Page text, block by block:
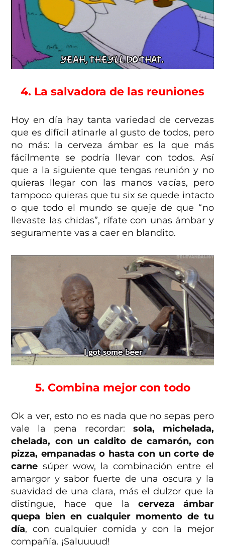
4. La salvadora de las reuniones
Hoy en día hay tanta variedad de cervezas
que es difícil atinarle al gusto de todos, pero
no más: la cerveza ámbar es la que más
fácilmente se podría llevar con todos. Así
que a la siguiente que tengas reunión y no
quieras llegar con las manos vacías, pero
tampoco quieras que tu six se quede intacto
o que todo el mundo se queje de que “no
llevaste las chidas”, rífate con unas ámbar y
seguramente vas a caer en blandito.
5. Combina mejor con todo
Ok a ver, esto no es nada que no sepas pero
vale la pena recordar: sola, michelada,
chelada, con un caldito de camarón, con
pizza, empanadas o hasta con un corte de
carne súper wow, la combinación entre el
amargor y sabor fuerte de una oscura y la
suavidad de una clara, más el dulzor que la
distingue, hace que la cerveza ámbar
quepa bien en cualquier momento de tu
día, con cualquier comida y con la mejor
compañía. ¡Saluuuud!